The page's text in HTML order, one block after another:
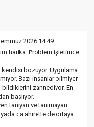
2026 14:49
harika. Problem işletimde
kendisi bozuyor. Uygulama
Bazı insanlar bilmiyor
zannediyor. En
başlıyor.
tanıyan ve tanımayan
da ahirette de ortaya